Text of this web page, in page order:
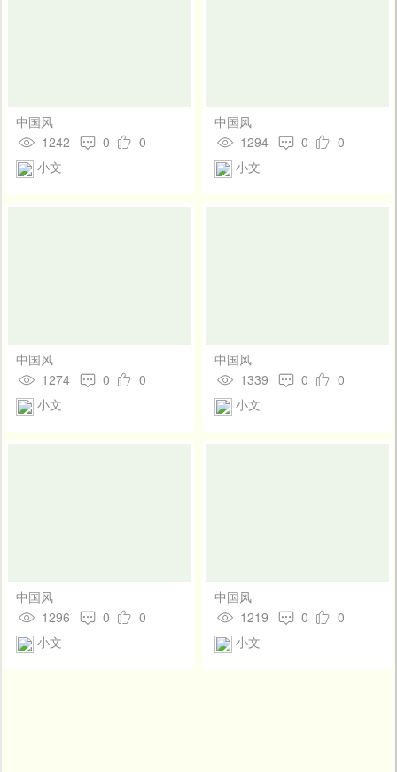
中国风
1242
0
0
小文
中国风
1294
0
0
小文
中国风
1274
0
0
小文
中国风
1339
0
0
小文
中国风
1296
0
0
小文
中国风
1219
0
0
小文